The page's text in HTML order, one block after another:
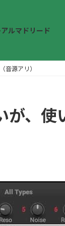
アルマドリード
音源アリ）
が、使